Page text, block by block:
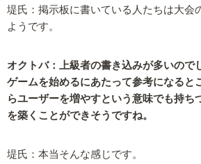
堤氏：掲示板に書いている人たちは大会
ようです。
オクトバ：上級者の書き込みが多いので
ゲームを始めるにあたって参考になると
らユーザーを増やすという意味でも持ち
を築くことができそうですね。
堤氏：本当そんな感じです。